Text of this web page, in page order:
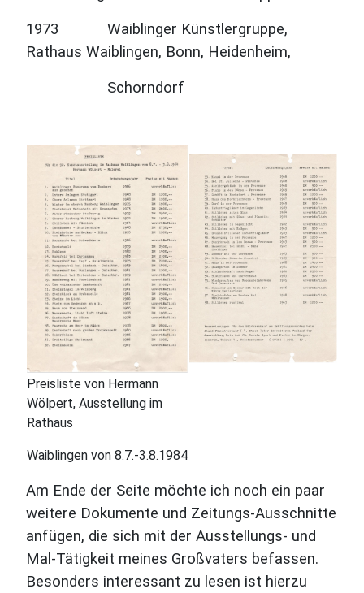
1973 Waiblinger Künstlergruppe,
Rathaus Waiblingen, Bonn, Heidenheim,
Schorndorf
Preisliste von Hermann
Wölpert, Ausstellung im
Rathaus
Waiblingen von 8.7.-3.8.1984
Am Ende der Seite möchte ich noch ein paar
weitere Dokumente und Zeitungs-Ausschnitte
anfügen, die sich mit der Ausstellungs- und
Mal-Tätigkeit meines Großvaters befassen.
Besonders interessant zu lesen ist hierzu